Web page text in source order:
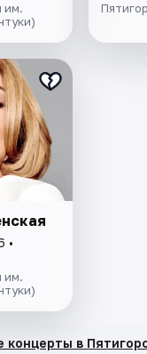
им.
•
им.
концерты в